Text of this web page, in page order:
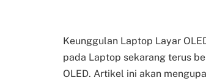
Keunggulan Laptop Layar
pada Laptop sekarang terus
OLED. Artikel ini akan